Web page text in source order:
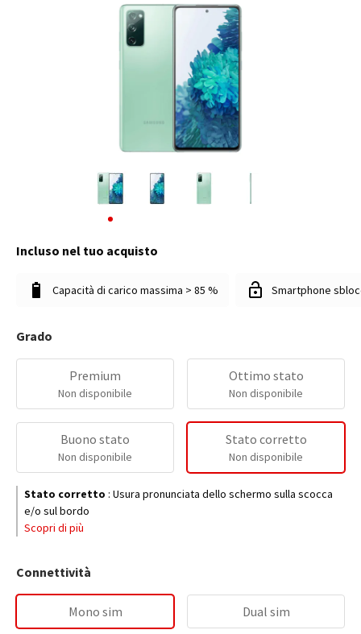
Incluso nel tuo acquisto
Capacità di carico massima > 85 % Smartphone
Grado
Premium
Non disponibile
Ottimo stato
Non disponibile
Buono stato
Non disponibile
Stato corretto
Non disponibile
Stato corretto : Usura pronunciata dello schermo sulla scocca
e/o sul bordo
Scopri di più
Connettività
Mono sim Dual sim